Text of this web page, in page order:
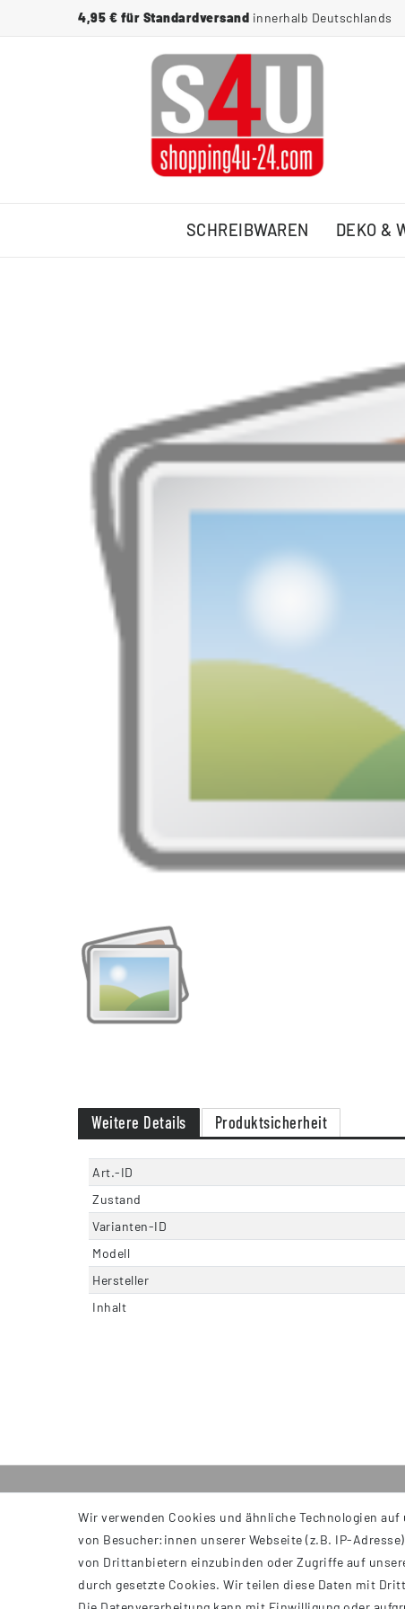
4,95 € für Standardversand innerhalb Deutschlands
SCHREIBWAREN DEKO &
Weitere Details Produktsicherheit
Art.-ID
Zustand
Varianten-ID
Modell
Hersteller
Inhalt
INFORMATIONEN
AGB
Impressum
Wir verwenden Cookies und ähnliche Technologien
von Besucher:innen unserer Webseite (z.B. IP-
von Drittanbietern einzubinden oder Zugriffe auf
durch gesetzte Cookies. Wir teilen diese Daten mit